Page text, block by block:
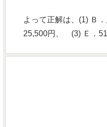
よって正解は、(1) Ｂ
25,500円、 (3) Ｅ．